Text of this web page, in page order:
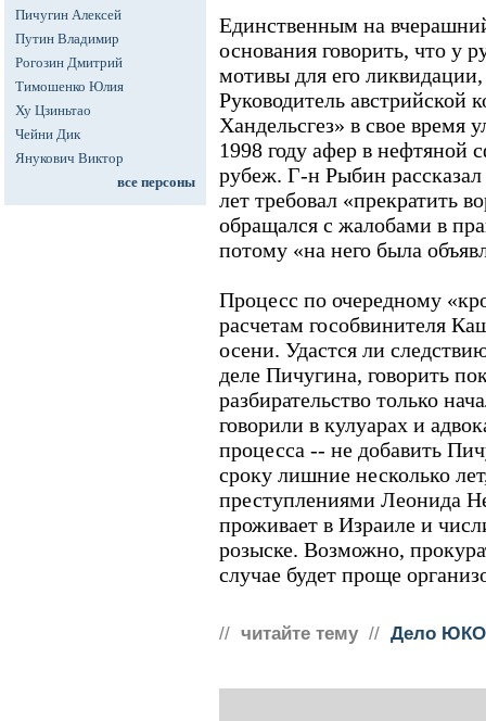
Пичугин Алексей
Путин Владимир
Рогозин Дмитрий
Тимошенко Юлия
Ху Цзиньтао
Чейни Дик
Янукович Виктор
все персоны
Единственным на
основания говорить, что у
мотивы для его
Руководитель
Хандельсгез» в свое
1998 году афер в нефтяной
рубеж. Г-н Рыбин рассказал
лет требовал «прекратить
обращался с жалобами в
потому «на него была
Процесс по очередному
расчетам гособвинителя
осени. Удастся ли
деле Пичугина, говорить
разбирательство только
говорили в кулуарах и
процесса -- не добавить
сроку лишние несколько
преступлениями Леонида
проживает в Израиле и
розыске. Возможно,
случае будет проще
// читайте тему // Дело